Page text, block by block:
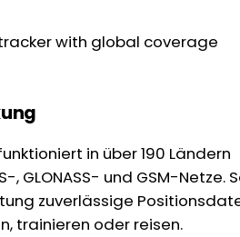
in über 190 Ländern
, GLONASS- und GSM-Netze.
zuverlässige
trainieren oder reisen.